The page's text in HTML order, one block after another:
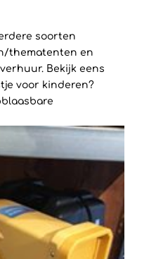
soorten
thematenten en
Bekijk eens
voor kinderen?